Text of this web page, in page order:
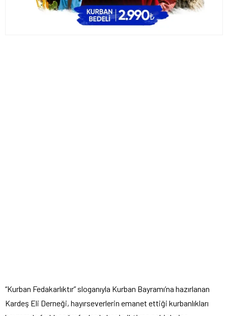
“Kurban Fedakarlıktır” sloganıyla Kurban Bayramı’na hazırlanan
Kardeş Eli Derneği, hayırseverlerin emanet ettiği kurbanlıkları